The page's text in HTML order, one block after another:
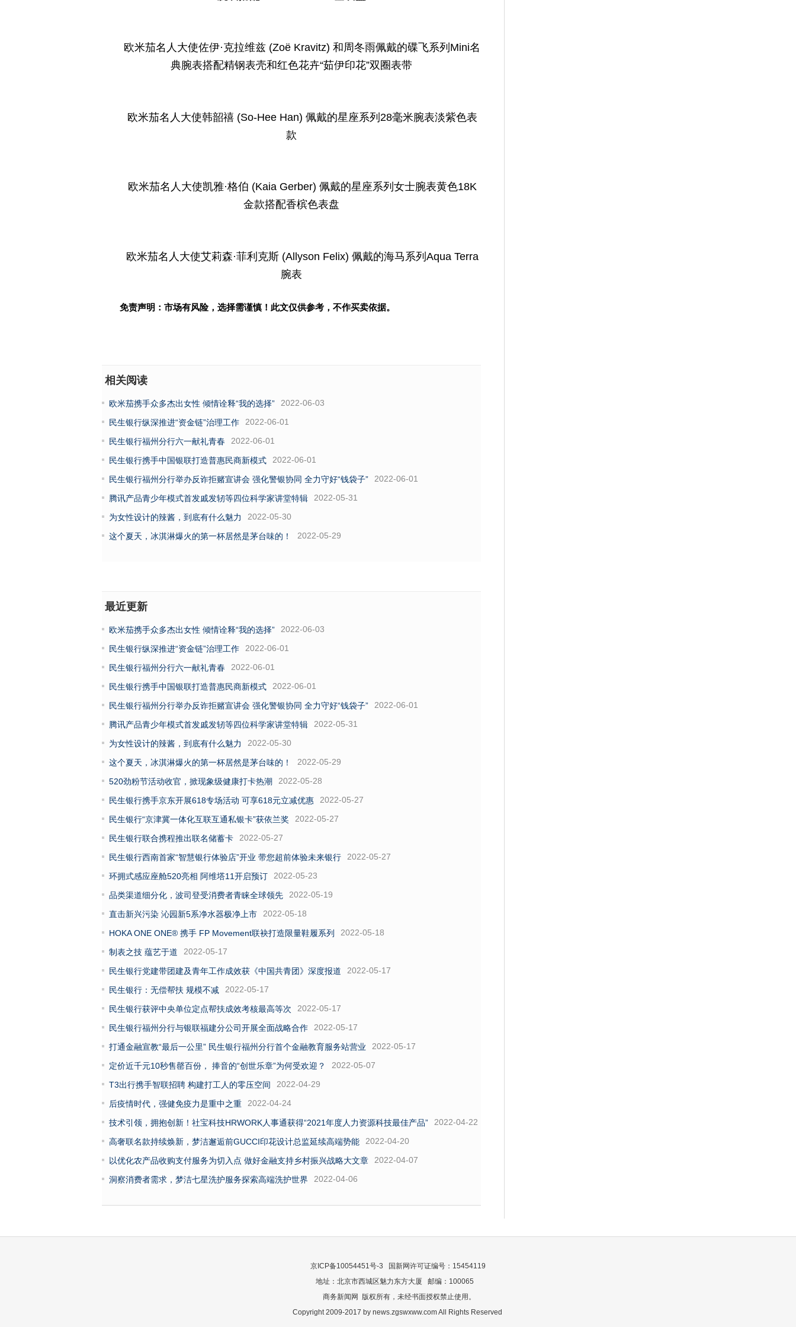
欧米茄名人大使佐伊·克拉维兹 (Zoë Kravitz) 和周冬雨佩戴的碟飞系列Mini名
典腕表搭配精钢表壳和红色花卉“茹伊印花”双圈表带
欧米茄名人大使韩韶禧 (So-Hee Han) 佩戴的星座系列28毫米腕表淡紫色表
款
欧米茄名人大使凯雅·格伯 (Kaia Gerber) 佩戴的星座系列女士腕表黄色18K
金款搭配香槟色表盘
欧米茄名人大使艾莉森·菲利克斯 (Allyson Felix) 佩戴的海马系列Aqua Terra
腕表
免责声明：市场有风险，选择需谨慎！此文仅供参考，不作买卖依据。
相关阅读
欧米茄携手众多杰出女性 倾情诠释“我的选择” 2022-06-03
民生银行纵深推进“资金链”治理工作 2022-06-01
民生银行福州分行六一献礼青春 2022-06-01
民生银行携手中国银联打造普惠民商新模式 2022-06-01
民生银行福州分行举办反诈拒赌宣讲会 强化警银协同 全力守好“钱袋子” 2022-06-01
腾讯产品青少年模式首发戚发轫等四位科学家讲堂特辑 2022-05-31
为女性设计的辣酱，到底有什么魅力 2022-05-30
这个夏天，冰淇淋爆火的第一杯居然是茅台味的！ 2022-05-29
最近更新
欧米茄携手众多杰出女性 倾情诠释“我的选择” 2022-06-03
民生银行纵深推进“资金链”治理工作 2022-06-01
民生银行福州分行六一献礼青春 2022-06-01
民生银行携手中国银联打造普惠民商新模式 2022-06-01
民生银行福州分行举办反诈拒赌宣讲会 强化警银协同 全力守好“钱袋子” 2022-06-01
腾讯产品青少年模式首发戚发轫等四位科学家讲堂特辑 2022-05-31
为女性设计的辣酱，到底有什么魅力 2022-05-30
这个夏天，冰淇淋爆火的第一杯居然是茅台味的！ 2022-05-29
520劲粉节活动收官，掀现象级健康打卡热潮 2022-05-28
民生银行携手京东开展618专场活动 可享618元立减优惠 2022-05-27
民生银行“京津冀一体化互联互通私银卡”获依兰奖 2022-05-27
民生银行联合携程推出联名储蓄卡 2022-05-27
民生银行西南首家“智慧银行体验店”开业 带您超前体验未来银行 2022-05-27
环拥式感应座舱520亮相 阿维塔11开启预订 2022-05-23
品类渠道细分化，波司登受消费者青睐全球领先 2022-05-19
直击新兴污染 沁园新5系净水器极净上市 2022-05-18
HOKA ONE ONE® 携手 FP Movement联袂打造限量鞋履系列 2022-05-18
制表之技 蕴艺于道 2022-05-17
民生银行党建带团建及青年工作成效获《中国共青团》深度报道 2022-05-17
民生银行：无偿帮扶 规模不减 2022-05-17
民生银行获评中央单位定点帮扶成效考核最高等次 2022-05-17
民生银行福州分行与银联福建分公司开展全面战略合作 2022-05-17
打通金融宣教“最后一公里” 民生银行福州分行首个金融教育服务站营业 2022-05-17
定价近千元10秒售罄百份， 捧音的“创世乐章”为何受欢迎？ 2022-05-07
T3出行携手智联招聘 构建打工人的零压空间 2022-04-29
后疫情时代，强健免疫力是重中之重 2022-04-24
技术引领，拥抱创新！社宝科技HRWORK人事通获得“2021年度人力资源科技最佳产品” 2022-04-22
高奢联名款持续焕新，梦洁邂逅前GUCCI印花设计总监延续高端势能 2022-04-20
以优化农产品收购支付服务为切入点 做好金融支持乡村振兴战略大文章 2022-04-07
洞察消费者需求，梦洁七星洗护服务探索高端洗护世界 2022-04-06
京ICP备10054451号-3 国新网许可证编号：15454119
地址：北京市西城区魅力东方大厦 邮编：100065
商务新闻网 版权所有，未经书面授权禁止使用。
Copyright 2009-2017 by news.zgswxww.com All Rights Reserved